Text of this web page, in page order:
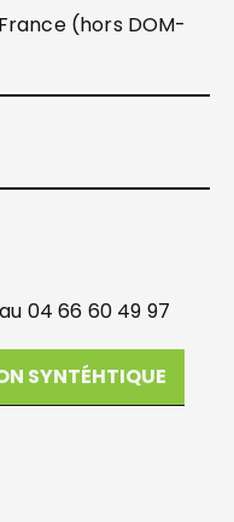
(hors DOM-
04 66 60 49 97
SYNTÉHTIQUE